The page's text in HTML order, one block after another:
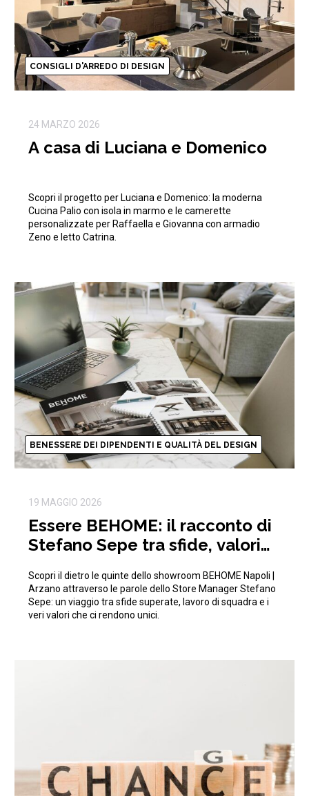
CONSIGLI D'ARREDO DI DESIGN
24 MARZO 2026
A casa di Luciana e Domenico
Scopri il progetto per Luciana e Domenico: la moderna
Cucina Palio con isola in marmo e le camerette
personalizzate per Raffaella e Giovanna con armadio
Zeno e letto Catrina.
BENESSERE DEI DIPENDENTI E QUALITÀ DEL DESIGN
19 MAGGIO 2026
Essere BEHOME: il racconto di
Stefano Sepe tra sfide, valori
Scopri il dietro le quinte dello showroom BEHOME Napoli |
Arzano attraverso le parole dello Store Manager Stefano
Sepe: un viaggio tra sfide superate, lavoro di squadra e i
veri valori che ci rendono unici.